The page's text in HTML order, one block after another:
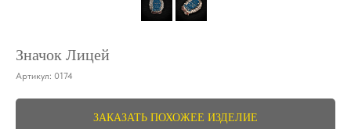
Значок Лицей
Артикул: 0174
ЗАКАЗАТЬ ПОХОЖЕЕ ИЗДЕЛИЕ